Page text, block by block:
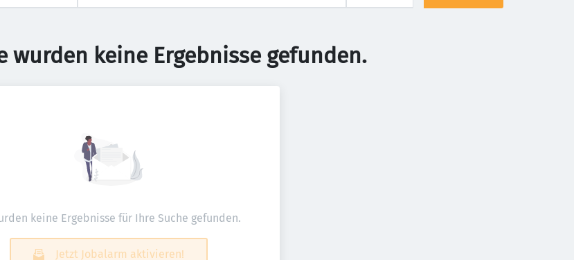
wurden keine Ergebnisse gefunden.
keine Ergebnisse für Ihre Suche gefunden.
Jetzt Jobalarm aktivieren!